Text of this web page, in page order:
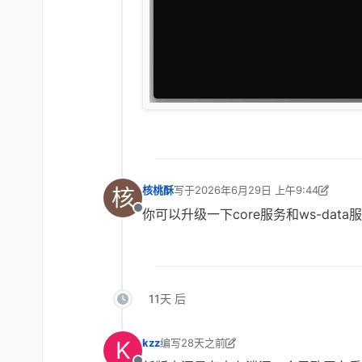
核
离线
核桃酥写于2026年6月29日 上午9:44
最后由 核桃酥 编辑2026年6月30日 上
你可以升级一下core服务和ws-data
11天 后
K kzz编写28天之前
最后由 kzz 编辑